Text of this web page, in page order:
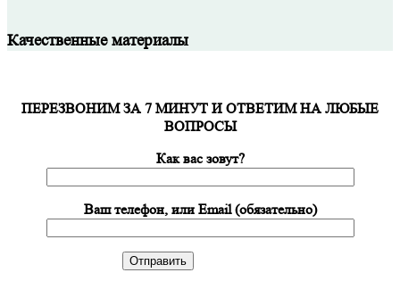
Качественные материалы
ПЕРЕЗВОНИМ ЗА 7 МИНУТ И ОТВЕТИМ НА ЛЮБЫЕ
ВОПРОСЫ
Как вас зовут?
Ваш телефон, или Email (обязательно)